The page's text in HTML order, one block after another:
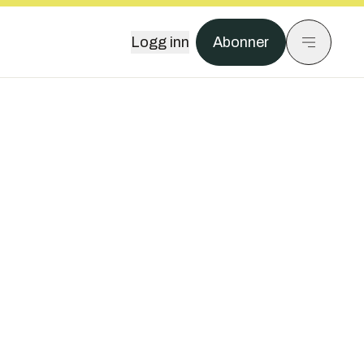
Logg inn Abonner